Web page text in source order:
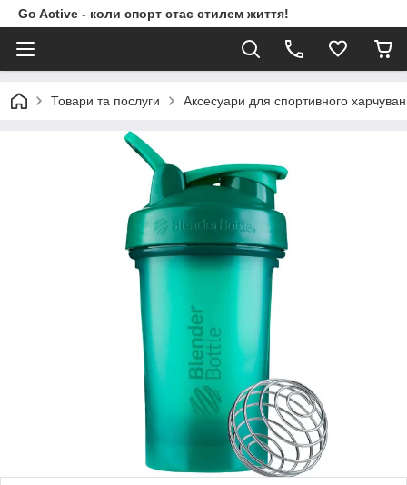
Go Active - коли спорт стає стилем життя!
Товари та послуги Аксесуари для спортивного